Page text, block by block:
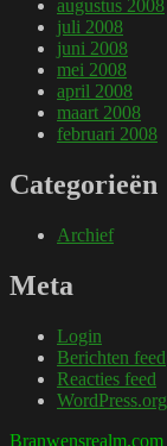
augustus 2008
juli 2008
juni 2008
mei 2008
april 2008
maart 2008
februari 2008
Categorieën
Archief
Meta
Login
Berichten feed
Reacties feed
WordPress.org
Branwensrealm.com